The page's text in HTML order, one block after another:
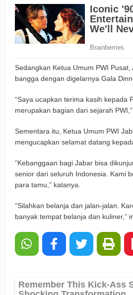
Sedangkan Ketua Umum PWI
bangga dengan digelarnya Gala
“Saya ucapkan terima kasih kepada
merupakan bagian dari sejarah
Sementara itu, Ketua Umum PWI
mengucapkan selamat datang
“Kebanggaan bagi Jabar bisa
senior dari seluruh Indonesia. Kami
para tamu,” katanya.
“Silahkan belanja dan jalan-jalan.
banyak tempat belanja dan kuliner,”